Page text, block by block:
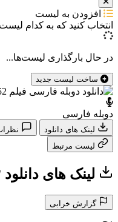
افزودن به لیست
انتخاب کنید که به کدام
در حال بارگذاری لیست‌ها...
دوبله فارسی
لینک های دانلود
گزارش خرابی